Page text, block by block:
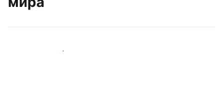
Привлечь новых гостей